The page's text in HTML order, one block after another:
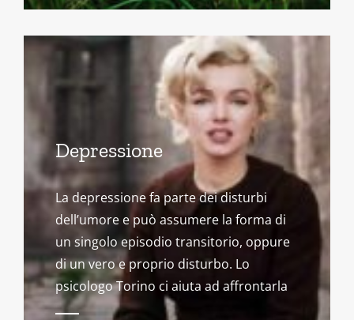
Depressione
La depressione fa parte dei disturbi
dell’umore e può assumere la forma di
un singolo episodio transitorio, oppure
di un vero e proprio disturbo. Lo
psicologo Torino ci aiuta ad affrontarla